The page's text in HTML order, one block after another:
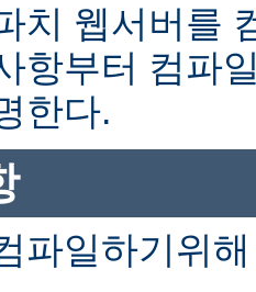
치 웹서버를
항부터 컴파
한다.
파일하기위